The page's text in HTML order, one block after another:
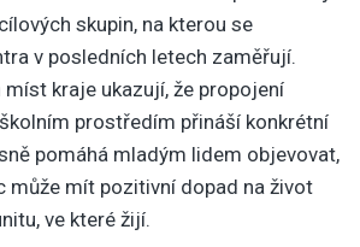
skupin, na kterou se
v posledních letech zaměřují.
míst kraje ukazují, že propojení
prostředím přináší konkrétní
pomáhá mladým lidem objevovat,
může mít pozitivní dopad na život
ve které žijí.